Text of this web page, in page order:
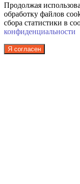
Продолжая
обработку файлов
сбора статистики в
конфиденциальности
Я согласен